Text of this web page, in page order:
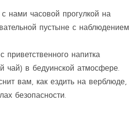
нами часовой прогулкой на
пустыне с наблюдением
приветственного напитка
чай) в бедуинской атмосфере.
вам, как ездить на верблюде,
безопасности.